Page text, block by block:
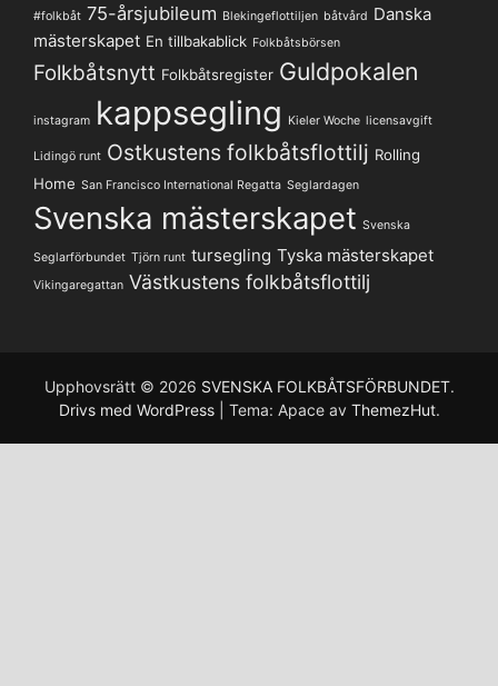
#folkbåt 75-årsjubileum Blekingeflottiljen båtvård Danska
mästerskapet En tillbakablick Folkbåtsbörsen
Folkbåtsnytt Folkbåtsregister Guldpokalen
instagram kappsegling Kieler Woche licensavgift
Lidingö runt Ostkustens folkbåtsflottilj Rolling
Home San Francisco International Regatta Seglardagen
Svenska mästerskapet Svenska
Seglarförbundet Tjörn runt tursegling Tyska mästerskapet
Vikingaregattan Västkustens folkbåtsflottilj
Upphovsrätt © 2026 SVENSKA FOLKBÅTSFÖRBUNDET.
Drivs med WordPress
Tema: Apace av ThemezHut.